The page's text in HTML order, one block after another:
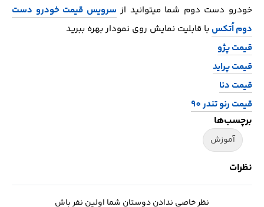
خودرو دست دوم شما میتوانید از سرویس قیمت خودرو دست
دوم اُتکس با قابلیت نمایش روی نمودار بهره ببرید
قیمت پژو
قیمت پراید
قیمت دنا
قیمت رنو تندر 90
برچسب‌ها
آموزش
نظرات
نظر خاصی ندادن دوستان شما اولین نفر باش